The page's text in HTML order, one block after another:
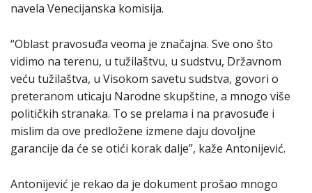
navela Venecijanska komisija.
“Oblast pravosuđa veoma je značajna. Sve ono što
vidimo na terenu, u tužilaštvu, u sudstvu, Državnom
veću tužilaštva, u Visokom savetu sudstva, govori o
preteranom uticaju Narodne skupštine, a mnogo više
političkih stranaka. To se prelama i na pravosuđe i
mislim da ove predložene izmene daju dovoljne
garancije da će se otići korak dalje”, kaže Antonijević.
Antonijević je rekao da je dokument prošao mnogo